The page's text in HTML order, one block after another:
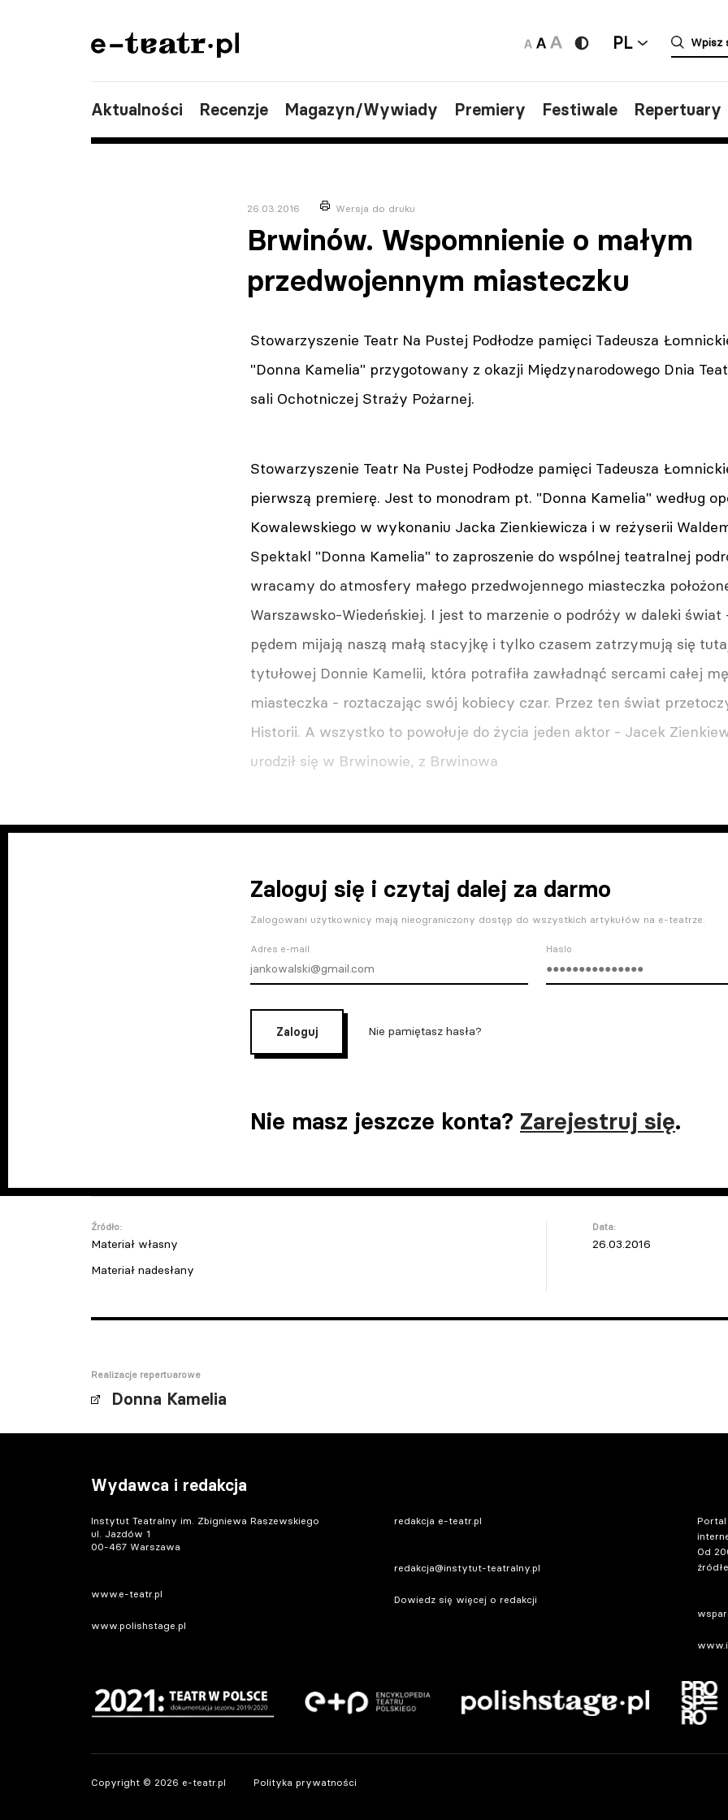
PL
Aktualności Recenzje Magazyn/Wywiady Premiery Festiwale Repertuary
26.03.2016 Wersja do druku
Brwinów. Wspomnienie o małym
przedwojennym miasteczku
Stowarzyszenie Teatr Na Pustej Podłodze pamięci Tadeusza
"Donna Kamelia" przygotowany z okazji Międzynarodowego Dnia
sali Ochotniczej Straży Pożarnej.
Stowarzyszenie Teatr Na Pustej Podłodze pamięci Tadeusza
pierwszą premierę. Jest to monodram pt. "Donna Kamelia" według
Kowalewskiego w wykonaniu Jacka Zienkiewicza i w reżyserii
Spektakl "Donna Kamelia" to zaproszenie do wspólnej teatralnej
wracamy do atmosfery małego przedwojennego miasteczka
Warszawsko-Wiedeńskiej. I jest to marzenie o podróży w daleki
pędem mijają naszą małą stacyjkę i tylko czasem zatrzymują się
tytułowej Donnie Kamelii, która potrafiła zawładnąć sercami całej
miasteczka - roztaczając swój kobiecy czar. Przez ten świat
Historii. A wszystko to powołuje do życia jeden aktor - Jacek
urodził się w Brwinowie, z Brwinowa
Zaloguj się i czytaj dalej za darmo
Zalogowani użytkownicy mają nieograniczony dostęp do wszystkich artykułów na e-teatrze.
Adres e-mail Haslo
Zaloguj Nie pamiętasz hasła?
Nie masz jeszcze konta? Zarejestruj się.
Źródło:
Materiał własny
Materiał nadesłany
Data:
26.03.2016
Realizacje repertuarowe
Donna Kamelia
Wydawca i redakcja
Instytut Teatralny im. Zbigniewa Raszewskiego
ul. Jazdów 1
00-467 Warszawa
www.e-teatr.pl
www.polishstage.pl
redakcja e-teatr.pl
redakcja@instytut-teatralny.pl
Dowiedz się więcej o redakcji
Od
Copyright © 2026 e-teatr.pl Polityka prywatności